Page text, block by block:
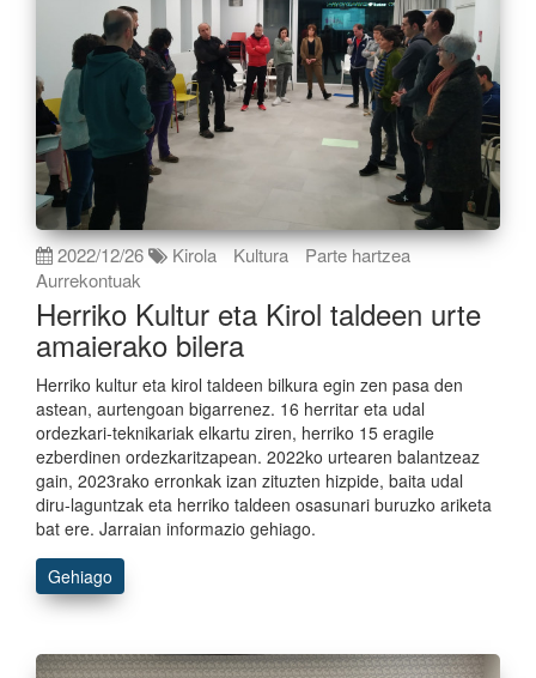
2022/12/26 Kirola Kultura
Parte hartzea
Aurrekontuak
Herriko Kultur eta Kirol taldeen urte
amaierako bilera
Herriko kultur eta kirol taldeen bilkura egin zen pasa den
astean, aurtengoan bigarrenez. 16 herritar eta udal
ordezkari-teknikariak elkartu ziren, herriko 15 eragile
ezberdinen ordezkaritzapean. 2022ko urtearen balantzeaz
gain, 2023rako erronkak izan zituzten hizpide, baita udal
diru-laguntzak eta herriko taldeen osasunari buruzko ariketa
bat ere. Jarraian informazio gehiago.
Gehiago